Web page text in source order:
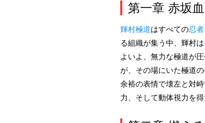
第一章 赤坂
輝村極道はすべての忍者
る組織が集う中、輝村
よいよ、無力な極道が
が、その場にいた極道
余裕の表情で壊左と対
力、そして動体視力を